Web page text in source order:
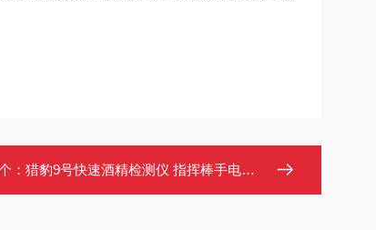
： 猎豹9号快速酒精检测仪 指挥棒手电筒一体 无线实时上传 60000条存储